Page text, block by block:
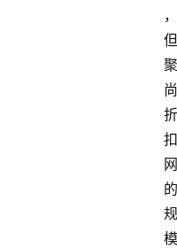
，
但
聚
尚
折
扣
网
的
规
模